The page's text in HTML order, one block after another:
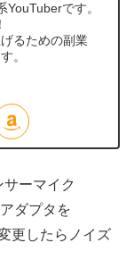
です。
るための副業
。
ーマイク
ダプタを
更したらノイズ